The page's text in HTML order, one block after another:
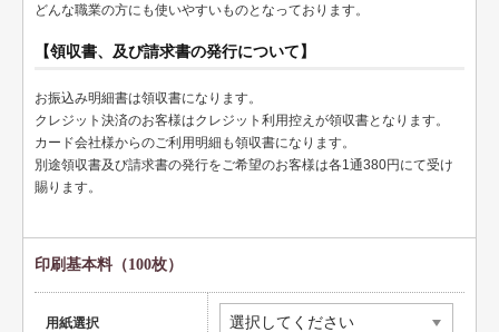
介護福祉
健康
スポーツ
教育
士業
証券・金融
不動産
どんな職業の方にも使いやすいものとなっております。
【領収書、及び請求書の発行について】
お振込み明細書は領収書になります。
クレジット決済のお客様はクレジット利用控えが領収書となります。
カード会社様からのご利用明細も領収書になります。
別途領収書及び請求書の発行をご希望のお客様は各1通380円にて受け
賜ります。
印刷基本料（100枚）
用紙選択